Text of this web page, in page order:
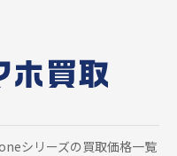
シリーズの買取価格一覧